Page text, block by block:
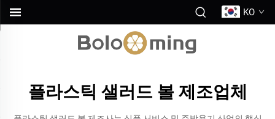
KO
플라스틱 샐러드 볼 제조업체